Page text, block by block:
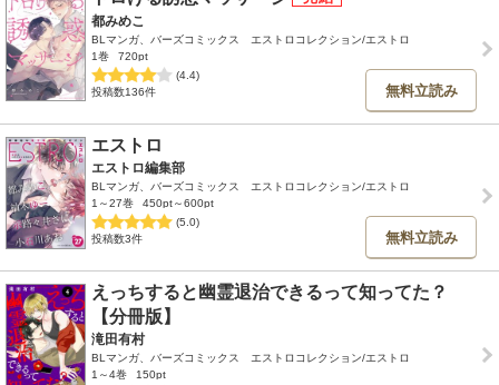
都みめこ
BLマンガ、バーズコミックス エストロコレクション/エストロ
1巻
720pt
(4.4)
投稿数136件
無料立読み
エストロ
エストロ編集部
BLマンガ、バーズコミックス エストロコレクション/エストロ
1～27巻
450pt～600pt
(5.0)
投稿数3件
無料立読み
えっちすると幽霊退治できるって知ってた？
【分冊版】
滝田有村
BLマンガ、バーズコミックス エストロコレクション/エストロ
1～4巻
150pt